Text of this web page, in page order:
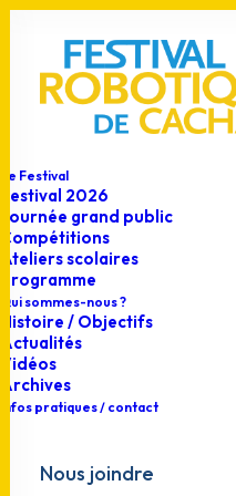
Le Festival
Festival 2026
Journée grand public
Compétitions
Ateliers scolaires
Programme
Qui sommes-nous ?
Histoire / Objectifs
Actualités
Vidéos
Archives
Infos pratiques / contact
Nous joindre